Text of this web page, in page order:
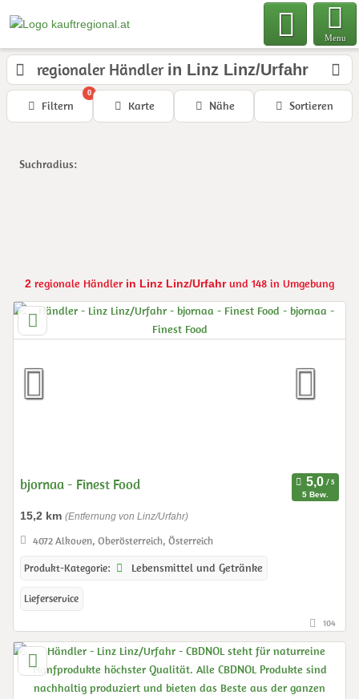
Menu
regionaler Händler in Linz Linz/Urfahr
Filtern
0
Karte Nähe Sortieren
Suchradius:
2 regionale Händler in Linz Linz/Urfahrund 148 in Umgebung
bjornaa - Finest Food
5 Bew.
15,2 km (Entfernung von Linz/Urfahr)
4072 Alkoven, Oberösterreich, Österreich
Produkt-Kategorie:
Lebensmittel und Getränke
Lieferservice
104